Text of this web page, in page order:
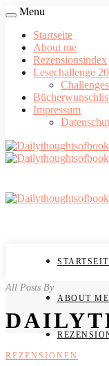
Menu
Startseite
About me
Rezensionsindex
Lesechallenge
Impressum
ABOUT ME
All Posts By
REZENSIONEN